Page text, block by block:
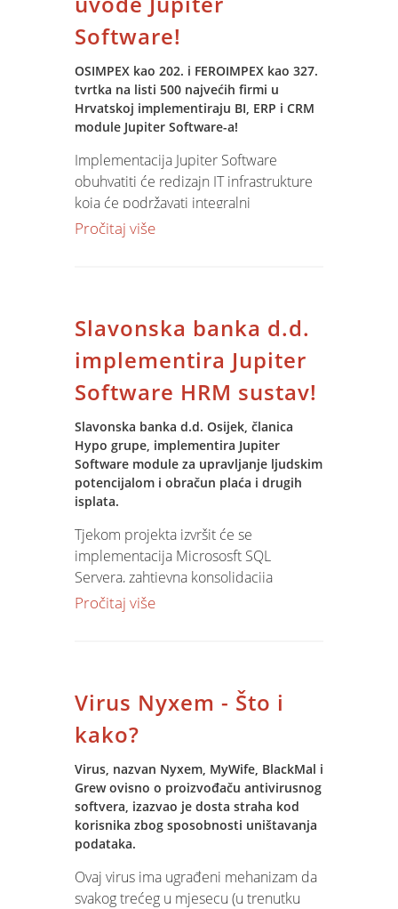
ispite, usvojiti znanja, termine i tehnike
kako bi se akumulirano iskustvo i
međunarodno priznat certifikat.
Software!
OSIMPEX kao 202. i FEROIMPEX kao 327.
tvrtka na listi 500 najvećih firmi u
Hrvatskoj implementiraju BI, ERP i CRM
module Jupiter Software-a!
Implementacija Jupiter Software
obuhvatiti će redizajn IT infrastrukture
koja će podržavati integralni
inforamcijski sustav u realnom vremenu
djelatnika za rad, podešavanje
parametara i dugoročnu podršku u
korištenju i razvoju sustava. Predviđeno
vrijeme trajanja projekta je 180 dana.
Pročitaj više
Slavonska banka d.d.
implementira Jupiter
Software HRM sustav!
Slavonska banka d.d. Osijek, članica
Hypo grupe, implementira Jupiter
Software module za upravljanje ljudskim
potencijalom i obračun plaća i drugih
isplata.
Tjekom projekta izvršit će se
implementacija Micrososft SQL
Servera, zahtjevna konsolidacija
raspoloživih podataka o ljudskom
ljudskim potencijalom u Slavonskoj
banci.
Pročitaj više
Virus Nyxem - Što i
kako?
Virus, nazvan Nyxem, MyWife, BlackMal i
Grew ovisno o proizvođaču antivirusnog
softvera, izazvao je dosta straha kod
korisnika zbog sposobnosti uništavanja
podataka.
Ovaj virus ima ugrađeni mehanizam da
svakog trećeg u mjesecu (u trenutku